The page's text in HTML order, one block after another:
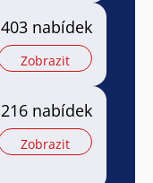
403 nabídek
Zobrazit
216 nabídek
Zobrazit